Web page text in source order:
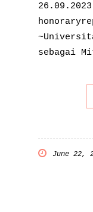
sebagai
June 22,